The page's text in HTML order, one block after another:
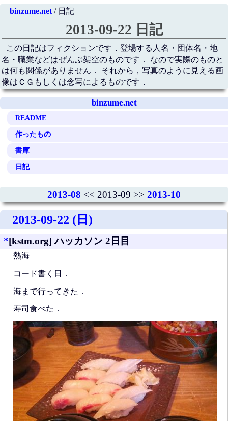
binzume.net/ 日記
2013-09-22 日記
この日記はフィクションです．登場する人名・団体名・地
名・職業などはぜんぶ架空のものです． なので実際のものと
は何も関係がありません． それから，写真のように見える画
像はＣＧもしくは念写によるものです．
binzume.net
README
作ったもの
書庫
日記
2013-08 << 2013-09 >> 2013-10
2013-09-22 (日)
*[kstm.org] ハッカソン 2日目
熱海
コード書く日．
海まで行ってきた．
寿司食べた．